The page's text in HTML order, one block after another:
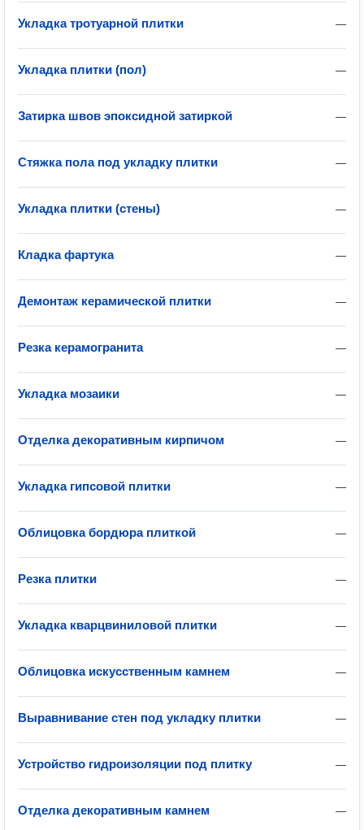
—
Укладка тротуарной плитки
—
Укладка плитки (пол)
—
Затирка швов эпоксидной затиркой
—
Стяжка пола под укладку плитки
—
Укладка плитки (стены)
—
Кладка фартука
—
Демонтаж керамической плитки
—
Резка керамогранита
—
Укладка мозаики
—
Отделка декоративным кирпичом
—
Укладка гипсовой плитки
—
Облицовка бордюра плиткой
—
Резка плитки
—
Укладка кварцвиниловой плитки
—
Облицовка искусственным камнем
—
Выравнивание стен под укладку плитки
—
Устройство гидроизоляции под плитку
—
Отделка декоративным камнем